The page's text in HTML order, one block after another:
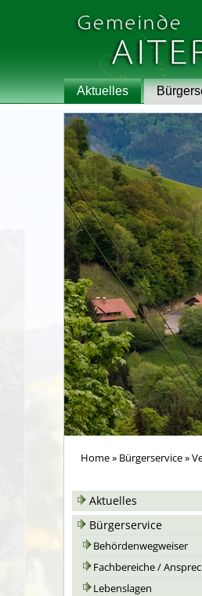
Aktuelles
Home» Bürgerservice»
Aktuelles
Bürgerservice
Behördenwegweiser
Fachbereiche /
Lebenslagen